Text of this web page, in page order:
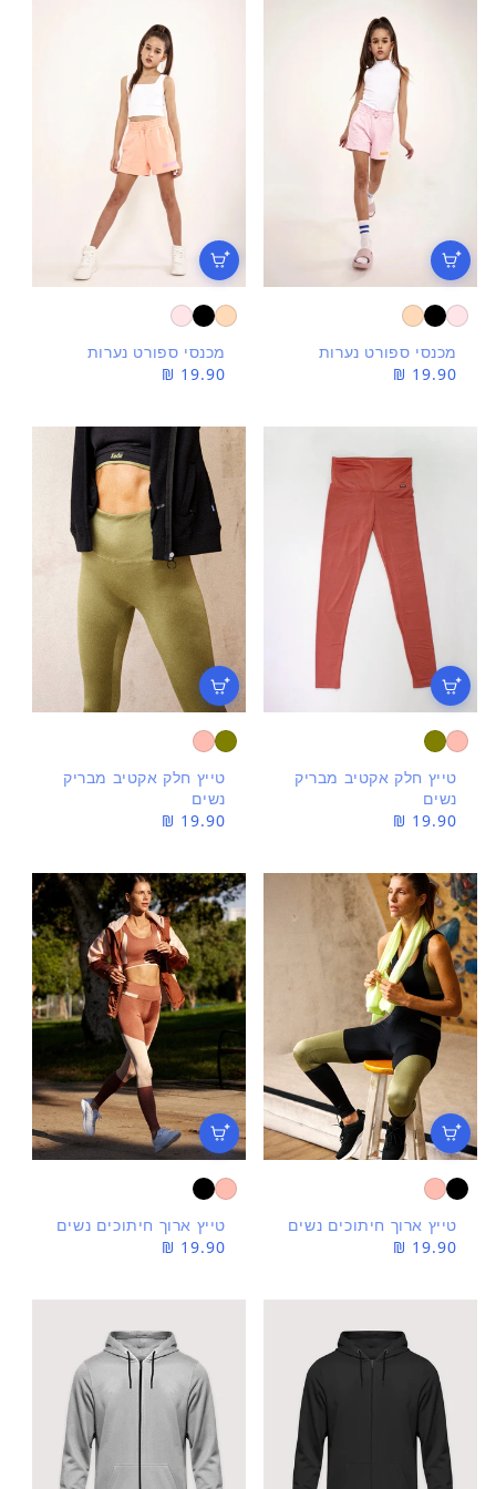
מכנסי ספורט נערות
מחיר
19.90 ₪
מכנסי ספורט נערות
מחיר
19.90 ₪
טייץ חלק אקטיב מבריק
נשים
מחיר
19.90 ₪
טייץ חלק אקטיב מבריק
נשים
מחיר
19.90 ₪
טייץ ארוך חיתוכים נשים
מחיר
19.90 ₪
טייץ ארוך חיתוכים נשים
מחיר
19.90 ₪